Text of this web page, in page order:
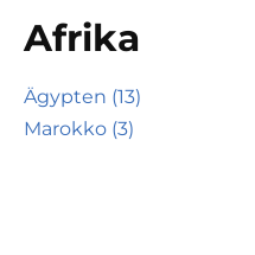
Afrika
Ägypten (13)
Marokko (3)